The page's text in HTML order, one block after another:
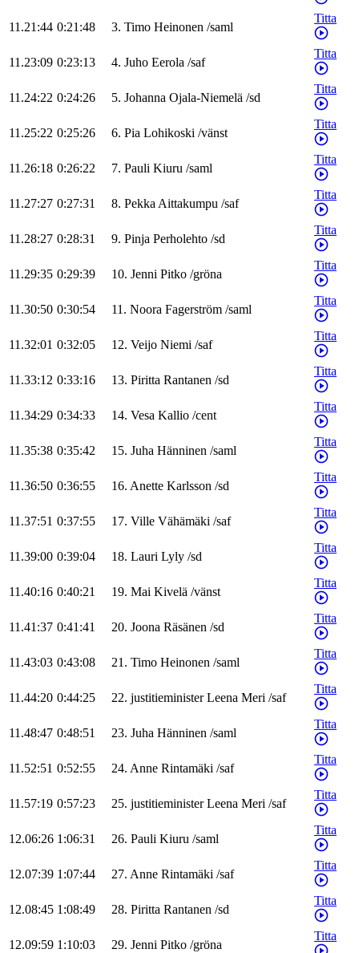
11.21:44 0:21:48 3. Timo Heinonen /saml
Titta
11.23:09 0:23:13 4. Juho Eerola /saf
Titta
11.24:22 0:24:26 5. Johanna Ojala-Niemelä /sd
Titta
11.25:22 0:25:26 6. Pia Lohikoski /vänst
Titta
11.26:18 0:26:22 7. Pauli Kiuru /saml
Titta
11.27:27 0:27:31 8. PekkaAittakumpu /saf
Titta
11.28:27 0:28:31 9. Pinja Perholehto /sd
Titta
11.29:35 0:29:39 10. Jenni Pitko /gröna
Titta
11.30:50 0:30:54 11. Noora Fagerström /saml
Titta
11.32:01 0:32:05 12. Veijo Niemi /saf
Titta
11.33:12 0:33:16 13. Piritta Rantanen /sd
Titta
11.34:29 0:34:33 14. Vesa Kallio /cent
Titta
11.35:38 0:35:42 15. Juha Hänninen /saml
Titta
11.36:50 0:36:55 16. Anette Karlsson /sd
Titta
11.37:51 0:37:55 17. Ville Vähämäki /saf
Titta
11.39:00 0:39:04 18. Lauri Lyly /sd
Titta
11.40:16 0:40:21 19. Mai Kivelä /vänst
Titta
11.41:37 0:41:41 20. Joona Räsänen /sd
Titta
11.43:03 0:43:08 21. Timo Heinonen /saml
Titta
11.44:20 0:44:25 22. justitieminister Leena Meri /saf
Titta
11.48:47 0:48:51 23. Juha Hänninen /saml
Titta
11.52:51 0:52:55 24. Anne Rintamäki /saf
Titta
11.57:19 0:57:23 25. justitieminister Leena Meri /saf
Titta
12.06:26 1:06:31 26. Pauli Kiuru /saml
Titta
12.07:39 1:07:44 27. Anne Rintamäki /saf
Titta
12.08:45 1:08:49 28. Piritta Rantanen /sd
Titta
12.09:59 1:10:03 29. Jenni Pitko /gröna
Titta